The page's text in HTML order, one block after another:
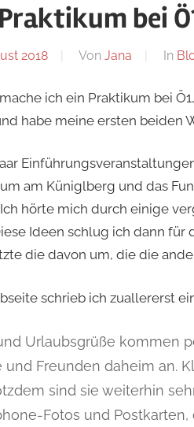
bei
2018 Von Jana In
ich ein Praktikum bei
habe meine ersten beiden
am Küniglberg und das
hörte mich durch einige
Ideen schlug ich dann
die davon um, die die
schrieb ich zuallererst
Urlaubsgrüße kommen
und Freunden daheim an.
sind sie weiterhin
Fotos und